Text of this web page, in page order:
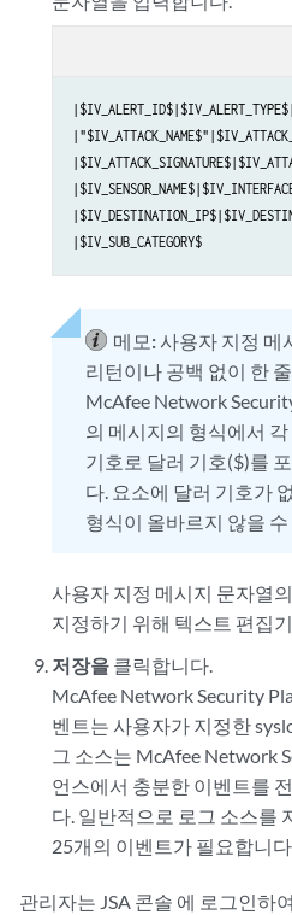
|$IV_SUB_CATEGORY$
메모:사용자 지정 메
리턴이나 공백 없이 한
McAfee Network
의 메시지의 형식에서
기호로 달러 기호($)를
다. 요소에 달러 기호가
형식이 올바르지 않을
사용자 지정 메시지 문자열
지정하기 위해 텍스트 편집
저장을 클릭합니다.
McAfee Network Security
벤트는 사용자가 지정한
그 소스는 McAfee Network
언스에서 충분한 이벤트를
다. 일반적으로 로그 소스를
25개의 이벤트가 필요합니
관리자는 JSA 콘솔 에 로그인하